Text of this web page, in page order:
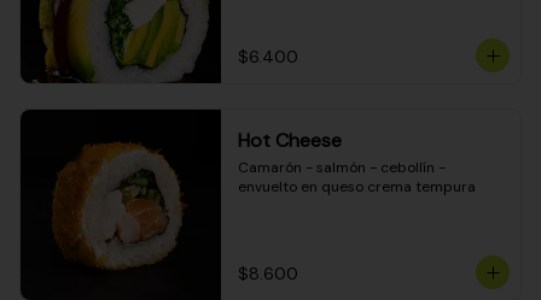
$6.400
Hot Cheese
Camarón - salmón - cebollín -
envuelto en queso crema tempura
$8.600